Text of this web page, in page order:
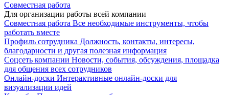
Совместная работа
Для организации работы всей компании
Совместная работа Все необходимые инструменты, чтобы
работать вместе
Профиль сотрудника Должность, контакты, интересы,
благодарности и другая полезная информация
Соцсеть компании Новости, события, обсуждения, площадка
для общения всех сотрудников
Онлайн-доски Интерактивные онлайн-доски для
визуализации идей